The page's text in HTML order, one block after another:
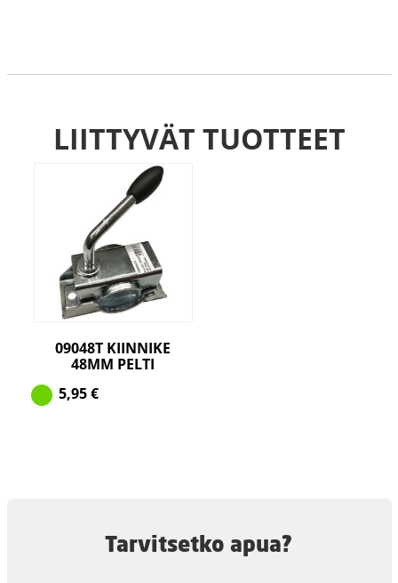
LIITTYVÄT TUOTTEET
09048T KIINNIKE
48MM PELTI
5,95€
Tarvitsetko apua?